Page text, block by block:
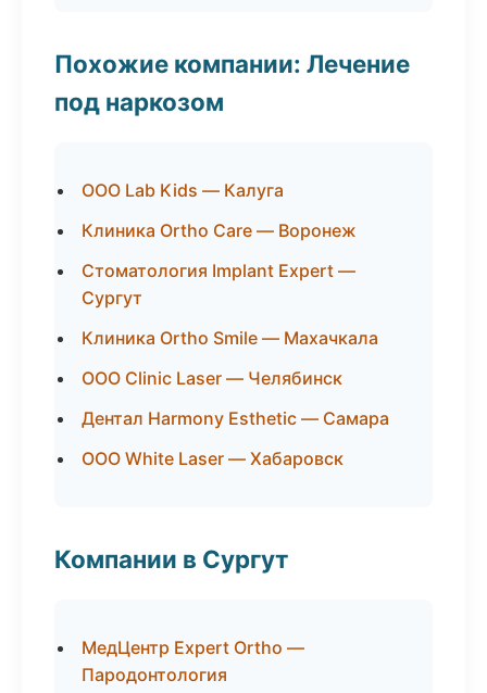
Похожие компании: Лечение
под наркозом
ООО Lab Kids — Калуга
Клиника Ortho Care — Воронеж
Стоматология Implant Expert —
Сургут
Клиника Ortho Smile — Махачкала
ООО Clinic Laser — Челябинск
Дентал Harmony Esthetic — Самара
ООО White Laser — Хабаровск
Компании в Сургут
МедЦентр Expert Ortho —
Пародонтология